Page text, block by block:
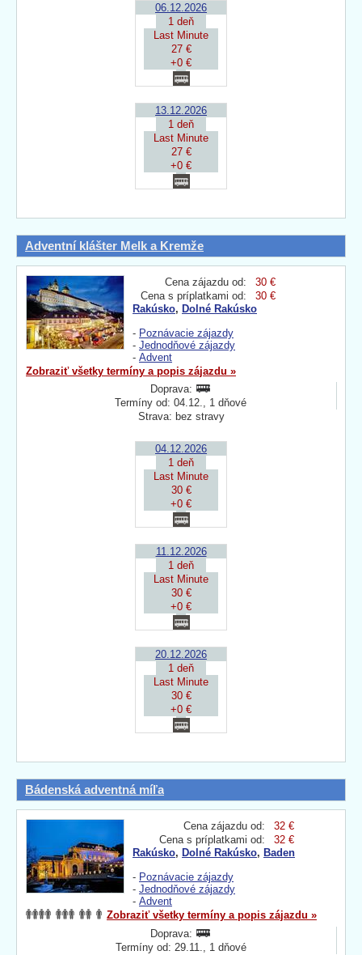
06.12.2026
1 deň
Last Minute
27 €
+0 €
13.12.2026
1 deň
Last Minute
27 €
+0 €
Adventní klášter Melk a Kremže
Cena zájazdu od:
30 €
Cena s príplatkami od:
30 €
Rakúsko, Dolné Rakúsko
- Poznávacie zájazdy
- Jednodňové zájazdy
- Advent
Zobraziť všetky termíny a popis zájazdu »
Doprava:
Termíny od: 04.12., 1 dňové
Strava: bez stravy
04.12.2026
1 deň
Last Minute
30 €
+0 €
11.12.2026
1 deň
Last Minute
30 €
+0 €
20.12.2026
1 deň
Last Minute
30 €
+0 €
Bádenská adventná míľa
Cena zájazdu od:
32 €
Cena s príplatkami od:
32 €
Rakúsko, Dolné Rakúsko, Baden
- Poznávacie zájazdy
- Jednodňové zájazdy
- Advent
Zobraziť všetky termíny a popis zájazdu »
Doprava:
Termíny od: 29.11., 1 dňové